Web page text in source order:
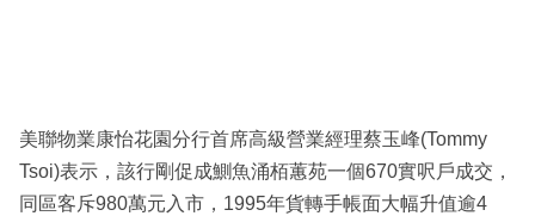
美聯物業康怡花園分行首席高級營業經理蔡玉峰(Tommy
Tsoi)表示，該行剛促成鰂魚涌栢蕙苑一個670實呎戶成交，
同區客斥980萬元入市，1995年貨轉手帳面大幅升值逾4